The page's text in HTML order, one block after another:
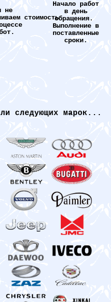
не
стоимость
Начало работ
в день
обращения.
Выполнение в
поставленные
сроки.
следующих марок...